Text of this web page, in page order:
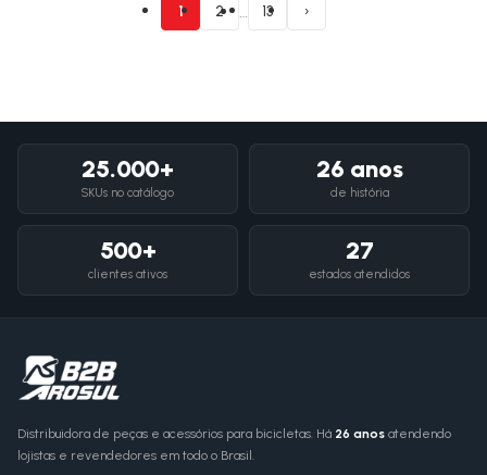
1 2 13 ›
25.000+
SKUs no catálogo
26 anos
de história
500+
clientes ativos
27
estados atendidos
Distribuidora de peças e acessórios para bicicletas. Há 26 anos atendendo
lojistas e revendedores em todo o Brasil.